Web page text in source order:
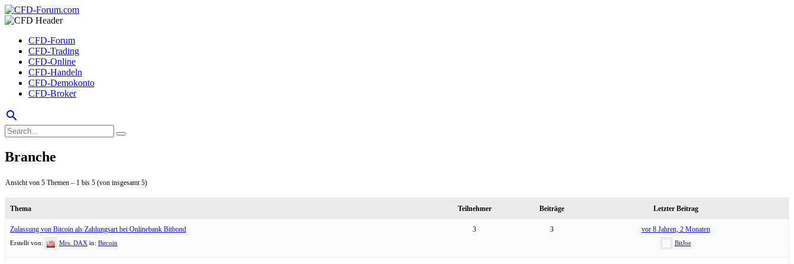
CFD-Forum
CFD-Trading
CFD-Online
CFD-Handeln
CFD-Demokonto
CFD-Broker
search
Branche
Ansicht von 5 Themen – 1 bis 5 (von insgesamt 5)
Thema Teilnehmer Beiträge Letzter Beitrag
Zulassung von Bitcoin als Zahlungsart bei Onlinebank Bitbond
Erstellt von: Mrs. DAX in: Bitcoin
3 3 vor 8 Jahren, 2 Monaten
BitJoe